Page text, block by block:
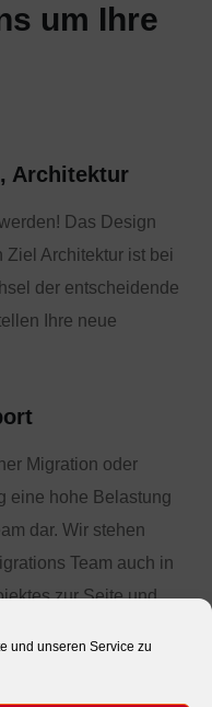
und unseren Service zu
um Ihre
Architektur
Das Design
Architektur ist bei
der entscheidende
Ihre neue
Migration oder
eine hohe Belastung
dar. Wir stehen
Team auch in
zur Seite und